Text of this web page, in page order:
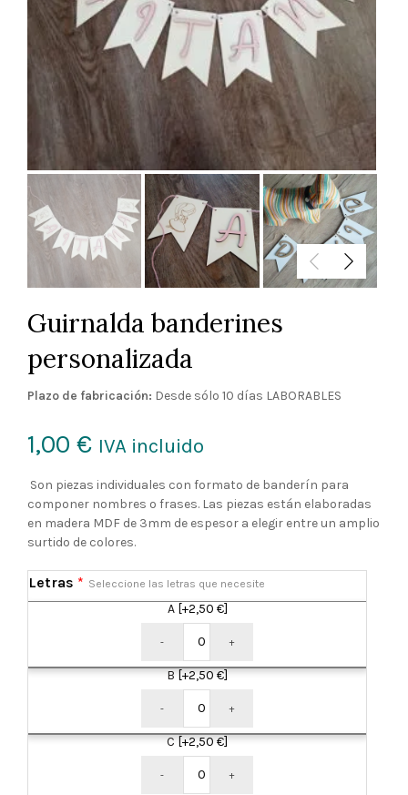
Guirnalda banderines
personalizada
Plazo de fabricación: Desde sólo 10 días LABORABLES
1,00 € IVA incluido
Son piezas individuales con formato de banderín para
componer nombres o frases. Las piezas están elaboradas
en madera MDF de 3mm de espesor a elegir entre un amplio
surtido de colores.
Letras * Seleccione las letras que necesite
A [+2,50 €]
- +
B[+2,50 €]
- +
C[+2,50 €]
- +